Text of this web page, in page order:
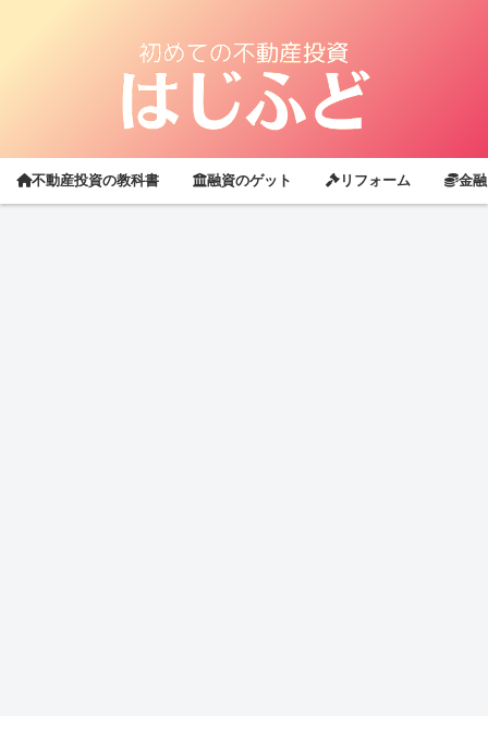
不動産投資の教科書 融資のゲット リフォーム 金